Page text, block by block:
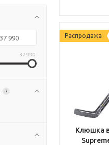
37 990
?
Распродажа
Клюшка